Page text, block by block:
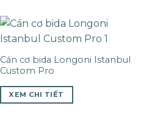
Cán cơ bida Longoni Istanbul
Custom Pro
XEM CHI TIẾT